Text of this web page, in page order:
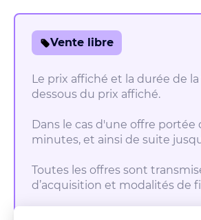
Vente libre
Le prix affiché et la durée de
dessous du prix affiché.
Dans le cas d'une offre
minutes, et ainsi de suite
Toutes les offres sont
d’acquisition et modalités de
La date et l’heure de fin de